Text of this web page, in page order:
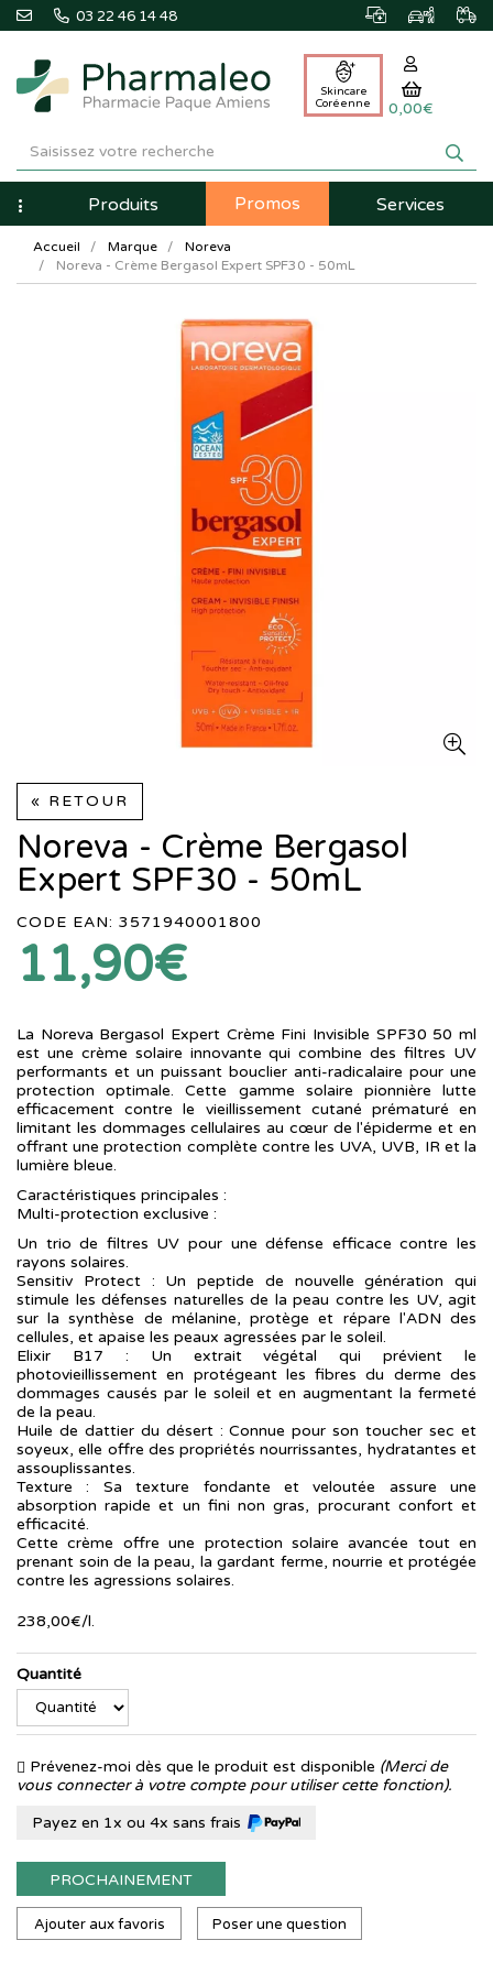
03 22 46 14 48
Pharmaleo
Pharmacie
Paque
Amiens
Skincare
Coréenne
0,00€
NavigationProduits Promos Services
Accueil Marque
Noreva
Noreva - Crème Bergasol Expert SPF30 - 50mL
« RETOUR
Noreva - Crème Bergasol
Expert SPF30 - 50mL
CODE EAN: 3571940001800
11,90€
La Noreva Bergasol Expert Crème Fini Invisible SPF30 50 ml
est une crème solaire innovante qui combine des filtres UV
performants et un puissant bouclier anti-radicalaire pour une
protection optimale. Cette gamme solaire pionnière lutte
efficacement contre le vieillissement cutané prématuré en
limitant les dommages cellulaires au cœur de l'épiderme et en
offrant une protection complète contre les UVA, UVB, IR et la
lumière bleue.
Caractéristiques principales :
Multi-protection exclusive :
Un trio de filtres UV pour une défense efficace contre les
rayons solaires.
Sensitiv Protect : Un peptide de nouvelle génération qui
stimule les défenses naturelles de la peau contre les UV, agit
sur la synthèse de mélanine, protège et répare l'ADN des
cellules, et apaise les peaux agressées par le soleil.
Elixir B17 : Un extrait végétal qui prévient le
photovieillissement en protégeant les fibres du derme des
dommages causés par le soleil et en augmentant la fermeté
de la peau.
Huile de dattier du désert : Connue pour son toucher sec et
soyeux, elle offre des propriétés nourrissantes, hydratantes et
assouplissantes.
Texture : Sa texture fondante et veloutée assure une
absorption rapide et un fini non gras, procurant confort et
efficacité.
Cette crème offre une protection solaire avancée tout en
prenant soin de la peau, la gardant ferme, nourrie et protégée
contre les agressions solaires.
238,00€/l.
Quantité
Prévenez-moi dès que le produit est disponible (Merci de
vous connecter à votre compte pour utiliser cette fonction).
Payez en 1x ou 4x sans frais
PROCHAINEMENT
Ajouter aux favoris Poser une question